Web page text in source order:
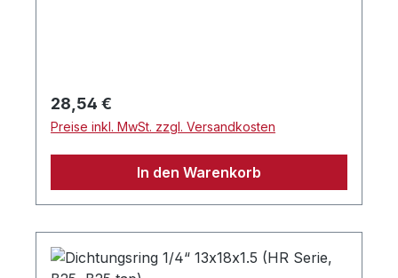
Regulärer Preis:
28,54 €
Preise inkl. MwSt. zzgl. Versandkosten
In den Warenkorb